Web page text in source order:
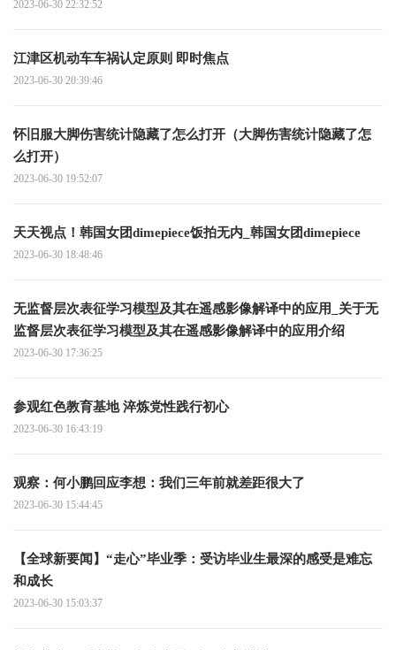
2023-06-30 22:32:52
江津区机动车车祸认定原则 即时焦点
2023-06-30 20:39:46
怀旧服大脚伤害统计隐藏了怎么打开（大脚伤害统计隐藏了怎
么打开）
2023-06-30 19:52:07
天天视点！韩国女团dimepiece饭拍无内_韩国女团dimepiece
2023-06-30 18:48:46
无监督层次表征学习模型及其在遥感影像解译中的应用_关于无
监督层次表征学习模型及其在遥感影像解译中的应用介绍
2023-06-30 17:36:25
参观红色教育基地 淬炼党性践行初心
2023-06-30 16:43:19
观察：何小鹏回应李想：我们三年前就差距很大了
2023-06-30 15:44:45
【全球新要闻】“走心”毕业季：受访毕业生最深的感受是难忘
和成长
2023-06-30 15:03:37